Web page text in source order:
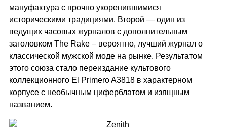
мануфактура с прочно укоренившимися
историческими традициями. Второй — один из
ведущих часовых журналов с дополнительным
заголовком The Rake – вероятно, лучший журнал о
классической мужской моде на рынке. Результатом
этого союза стало переиздание культового
коллекционного El Primero A3818 в характерном
корпусе с необычным циферблатом и изящным
названием.